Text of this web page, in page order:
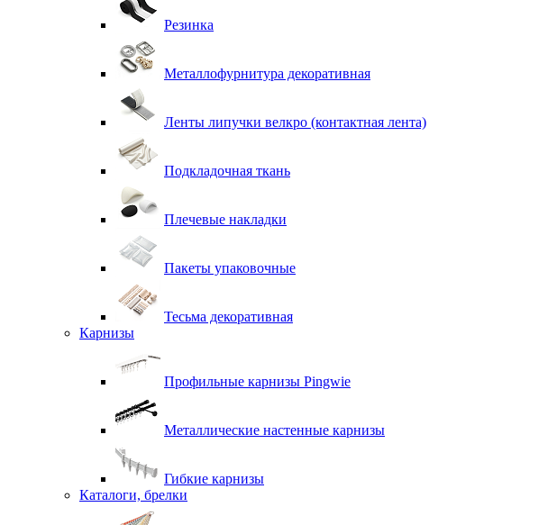
Резинка
Металлофурнитура декоративная
Ленты липучки велкро (контактная лента)
Подкладочная ткань
Плечевые накладки
Пакеты упаковочные
Тесьма декоративная
Карнизы
Профильные карнизы Pingwie
Металлические настенные карнизы
Гибкие карнизы
Каталоги, брелки